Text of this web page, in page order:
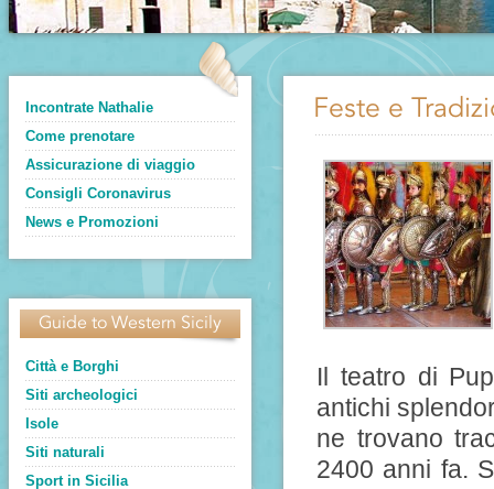
Incontrate Nathalie
Come prenotare
Assicurazione di viaggio
Consigli Coronavirus
News e Promozioni
Guide to Western Sicily
Città e Borghi
Siti archeologici
Isole
Siti naturali
Sport in Sicilia
Feste e
Il teatro di
antichi
ne trovano
2400 anni fa.